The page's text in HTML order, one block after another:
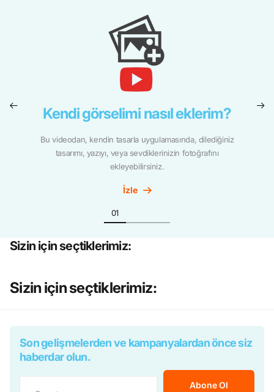
Kendi görselimi nasıl eklerim?
Bu videodan, kendin tasarla uygulamasında, dilediğiniz
tasarımı, yazıyı, veya sevdiklerinizin fotoğrafını
ekleyebilirsiniz.
İzle
Sizin için seçtiklerimiz:
Sizin için seçtiklerimiz:
Son gelişmelerden ve kampanyalardan önce siz
haberdar olun.
Abone Ol